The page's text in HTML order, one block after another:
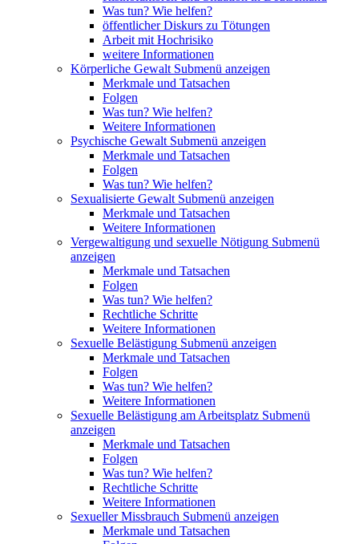
Was tun? Wie helfen?
öffentlicher Diskurs zu Tötungen
Arbeit mit Hochrisiko
weitere Informationen
Körperliche Gewalt Submenü anzeigen
Merkmale und Tatsachen
Folgen
Was tun? Wie helfen?
Weitere Informationen
Psychische Gewalt Submenü anzeigen
Merkmale und Tatsachen
Folgen
Was tun? Wie helfen?
Sexualisierte Gewalt Submenü anzeigen
Merkmale und Tatsachen
Weitere Informationen
Vergewaltigung und sexuelle Nötigung Submenü
anzeigen
Merkmale und Tatsachen
Folgen
Was tun? Wie helfen?
Rechtliche Schritte
Weitere Informationen
Sexuelle Belästigung Submenü anzeigen
Merkmale und Tatsachen
Folgen
Was tun? Wie helfen?
Weitere Informationen
Sexuelle Belästigung am Arbeitsplatz Submenü
anzeigen
Merkmale und Tatsachen
Folgen
Was tun? Wie helfen?
Rechtliche Schritte
Weitere Informationen
Sexueller Missbrauch Submenü anzeigen
Merkmale und Tatsachen